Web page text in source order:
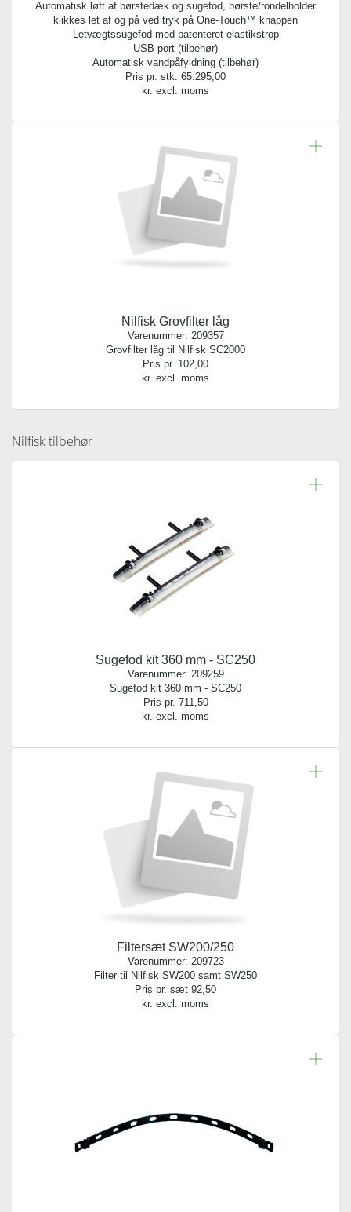
Automatisk løft af børstedæk og sugefod, børste/rondelholder
klikkes let af og på ved tryk på One-Touch™ knappen
Letvægtssugefod med patenteret elastikstrop
USB port (tilbehør)
Automatisk vandpåfyldning (tilbehør)
Pris pr. stk. 65.295,00
kr. excl. moms
Nilfisk Grovfilter låg
Varenummer: 209357
Grovfilter låg til Nilfisk SC2000
Pris pr. 102,00
kr. excl. moms
Nilfisk tilbehør
Sugefod kit 360 mm - SC250
Varenummer: 209259
Sugefod kit 360 mm - SC250
Pris pr. 711,50
kr. excl. moms
Filtersæt SW200/250
Varenummer: 209723
Filter til Nilfisk SW200 samt SW250
Pris pr. sæt 92,50
kr. excl. moms